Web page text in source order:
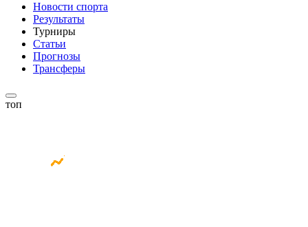
Новости спорта
Результаты
Турниры
Статьи
Прогнозы
Трансферы
топ